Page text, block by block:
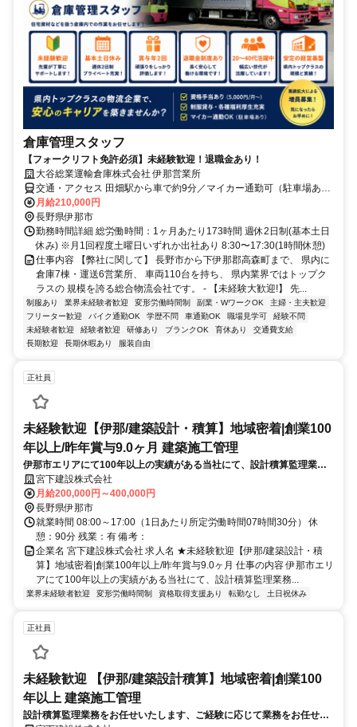
倉庫管理スタッフ
【フォークリフト免許必須】未経験歓迎！退職金あり！
大谷総業運輸倉庫株式会社 伊那営業所
交通・アクセス 田畑駅から車で約9分／マイカー通勤可（駐車場あ
り）
月給210,000円
長野県伊那市
勤務時間詳細 総労働時間：1ヶ月あたり173時間 週休2日制(基本土日
休み) ※月1回程度土曜日いずれか出社あり 8:30〜17:30(1時間休憩)
仕事内容 【弊社に関して】 長野市から下伊那郡高森町まで、 県内に
倉庫7棟・運送6営業所、 車両110台を持ち、 県内業界ではトップク
ラスの 規模を誇る総合物流会社です。 - 【未経験大歓迎!】 先...
制服あり 業界未経験者歓迎 変形労働時間制 副業・WワークOK
主婦・主夫歓迎
フリーター歓迎
バイク通勤OK 学歴不問 車通勤OK 職場見学可
経験不問
未経験者歓迎
経験者歓迎 研修あり ブランクOK 育休あり
交通費支給
長期歓迎
長期休暇あり 服装自由
正社員
未経験歓迎【伊那/建築設計・積算】地域密着|創業100
年以上/昨年賞与9.0ヶ月 建築施工管理
伊那市エリアにて100年以上の実績がある当社にて、設計積算監理業務
をお任せいたします。転勤がなく平均残業は15時間程度。資格取得支援
も手厚く、未経験から働き方を整えてキャリアアップしたい方を歓迎し
ます。
宮下建設株式会社
月給200,000円～400,000円
長野県伊那市
就業時間 08:00～17:00（1日あたり所定労働時間07時間30分） 休
憩：90分 残業：有 備考：
企業名 宮下建設株式会社 求人名 ★未経験歓迎【伊那/建築設計・積
算】地域密着|創業100年以上/昨年賞与9.0ヶ月 仕事の内容 伊那市エリ
アにて100年以上の実績がある当社にて、設計積算監理業務...
業界未経験者歓迎 変形労働時間制 資格取得支援あり 転勤なし 土日祝休み
正社員
未経験歓迎 【伊那/建築設計積算】地域密着|創業100
年以上 建築施工管理
設計積算監理業務をお任せいたします、ご経験に応じて業務をお任せし